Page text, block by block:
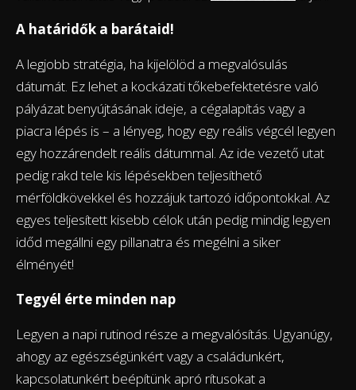
A határidők a barátaid!
A legjobb stratégia, ha kijelölöd a megvalósulás
dátumát. Ez lehet a kockázati tőkebefektetésre való
pályázat benyújtásának ideje, a cégalapítás vagy a
piacra lépés is – a lényeg, hogy egy reális végcél legyen
egy hozzárendelt reális dátummal. Az ide vezető utat
pedig rakd tele kis lépésekben teljesíthető
mérföldkövekkel és hozzájuk tartozó időpontokkal. Az
egyes teljesített kisebb célok után pedig mindig legyen
időd megállni egy pillanatra és megélni a siker
élményét!
Tegyél érte minden nap
Legyen a napi rutinod része a megvalósítás. Ugyanúgy,
ahogy az egészségünkért vagy a családunkért,
kapcsolatunkért beépítünk apró rítusokat a